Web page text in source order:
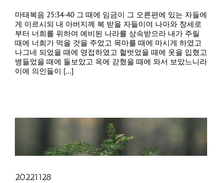
마태복음 25:34-40 그 때에 임금이 그 오른편에 있는 자들에
게 이르시되 내 아버지께 복 받을 자들이여 나아와 창세로
부터 너희를 위하여 예비된 나라를 상속받으라 내가 주릴
때에 너희가 먹을 것을 주었고 목마를 때에 마시게 하였고
나그네 되었을 때에 영접하였고 헐벗었을 때에 옷을 입혔고
병들었을 때에 돌보았고 옥에 갇혔을 때에 와서 보았느니라
이에 의인들이 [...]
20221128